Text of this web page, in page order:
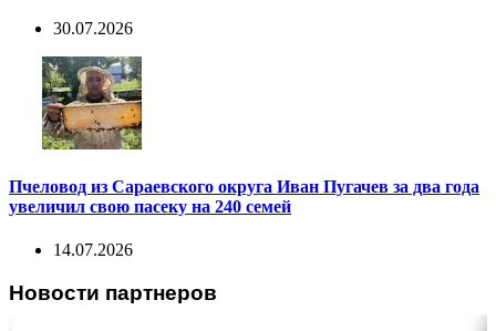
30.07.2026
Пчеловод из Сараевского округа Иван Пугачев за два года
увеличил свою пасеку на 240 семей
14.07.2026
Новости партнеров